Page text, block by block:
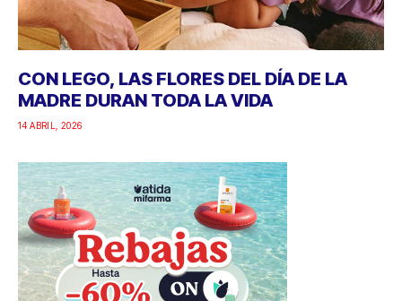
CON LEGO, LAS FLORES DEL DÍA DE LA
MADRE DURAN TODA LA VIDA
14 ABRIL, 2026